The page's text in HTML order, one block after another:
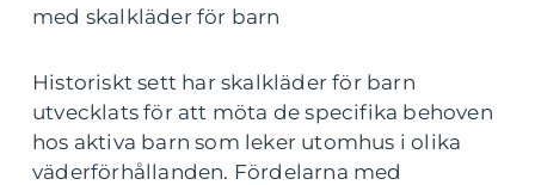
med skalkläder för barn
Historiskt sett har skalkläder för barn
utvecklats för att möta de specifika behoven
hos aktiva barn som leker utomhus i olika
väderförhållanden. Fördelarna med